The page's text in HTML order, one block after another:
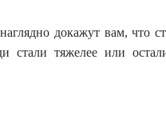
докажут вам, что
стали тяжелее или